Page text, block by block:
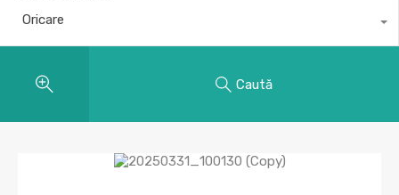
Oricare
Caută